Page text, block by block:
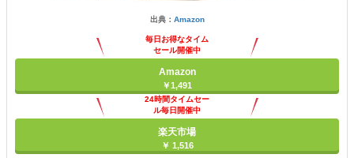
出典： Amazon
毎日お得なタイム
セール開催中
Amazon
￥1,491
24時間タイムセー
ル毎日開催中
楽天市場
￥ 1,516